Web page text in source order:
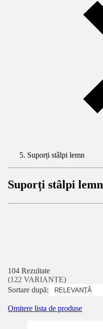
Suporți stâlpi lemn
Suporți stâlpi lemn
104 Rezultate
(122 VARIANTE)
Sortare după:
Omitere lista de produse